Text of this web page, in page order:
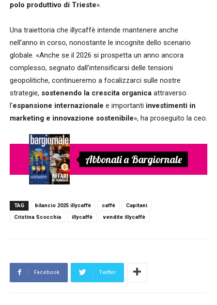
polo produttivo di Trieste».
Una traiettoria che illycaffè intende mantenere anche
nell’anno in corso, nonostante le incognite dello scenario
globale. «Anche se il 2026 si prospetta un anno ancora
complesso, segnato dall’intensificarsi delle tensioni
geopolitiche, continueremo a focalizzarci sulle nostre
strategie, sostenendo la crescita organica attraverso
l’espansione internazionale e importanti investimenti in
marketing e innovazione sostenibile», ha proseguito la ceo.
Abbonati a Bargiornale
TAG bilancio 2025 illycaffè caffè
Capitani
Cristina Scocchia
illycaffè vendite illycaffè
Facebook Twitter